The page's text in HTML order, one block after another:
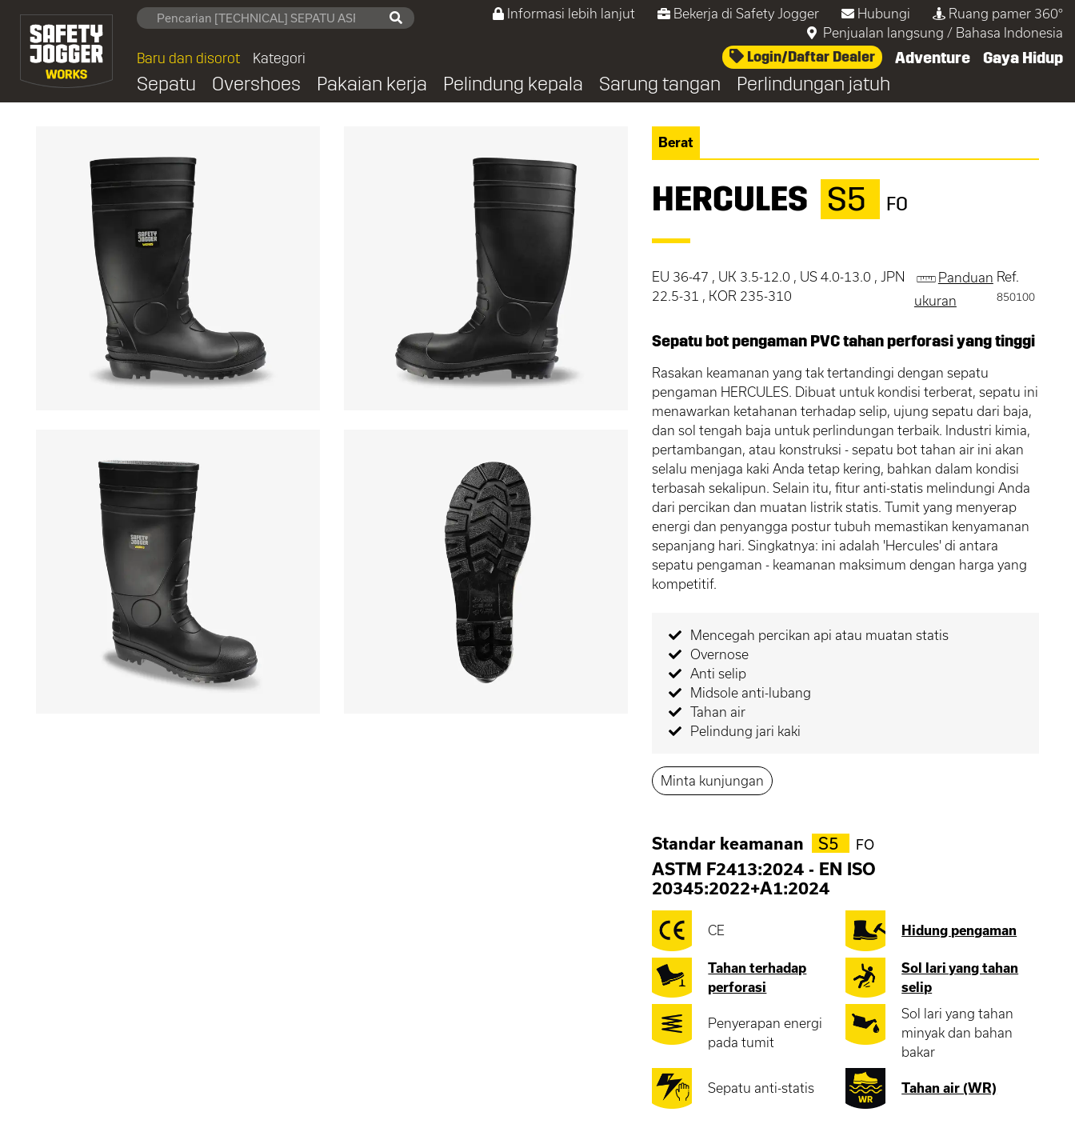
Informasi lebih lanjut Bekerja di Safety Jogger Hubungi
Ruang pamer 360°
Penjualan langsung / Bahasa Indonesia
Baru dan disorot Kategori Login/Daftar Dealer Adventure Gaya Hidup
Sepatu Overshoes Pakaian kerja Pelindung kepala Sarung tangan Perlindungan jatuh
Berat
HERCULES S5 FO
EU 36-47 , UK 3.5-12.0 , US 4.0-13.0 , JPN
22.5-31 , KOR 235-310
Panduan
ukuran
Ref.
850100
Sepatu bot pengaman PVC tahan perforasi yang tinggi
Rasakan keamanan yang tak tertandingi dengan sepatu
pengaman HERCULES. Dibuat untuk kondisi terberat, sepatu ini
menawarkan ketahanan terhadap selip, ujung sepatu dari baja,
dan sol tengah baja untuk perlindungan terbaik. Industri kimia,
pertambangan, atau konstruksi - sepatu bot tahan air ini akan
selalu menjaga kaki Anda tetap kering, bahkan dalam kondisi
terbasah sekalipun. Selain itu, fitur anti-statis melindungi Anda
dari percikan dan muatan listrik statis. Tumit yang menyerap
energi dan penyangga postur tubuh memastikan kenyamanan
sepanjang hari. Singkatnya: ini adalah 'Hercules' di antara
sepatu pengaman - keamanan maksimum dengan harga yang
kompetitif.
Mencegah percikan api atau muatan statis
Overnose
Anti selip
Midsole anti-lubang
Tahan air
Pelindung jari kaki
Minta kunjungan
Standar keamanan S5 FO
ASTM F2413:2024 - EN ISO
20345:2022+A1:2024
CE Hidung pengaman
Tahan terhadap
perforasi
Sol lari yang tahan
selip
Penyerapan energi
pada tumit
Sol lari yang tahan
minyak dan bahan
bakar
Sepatu anti-statis Tahan air (WR)